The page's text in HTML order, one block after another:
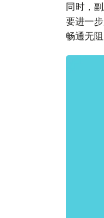
同时，
要进一
畅通无